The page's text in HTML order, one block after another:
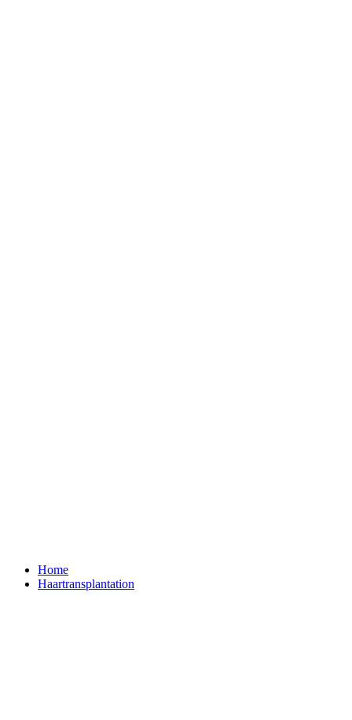
Home
Haartransplantation